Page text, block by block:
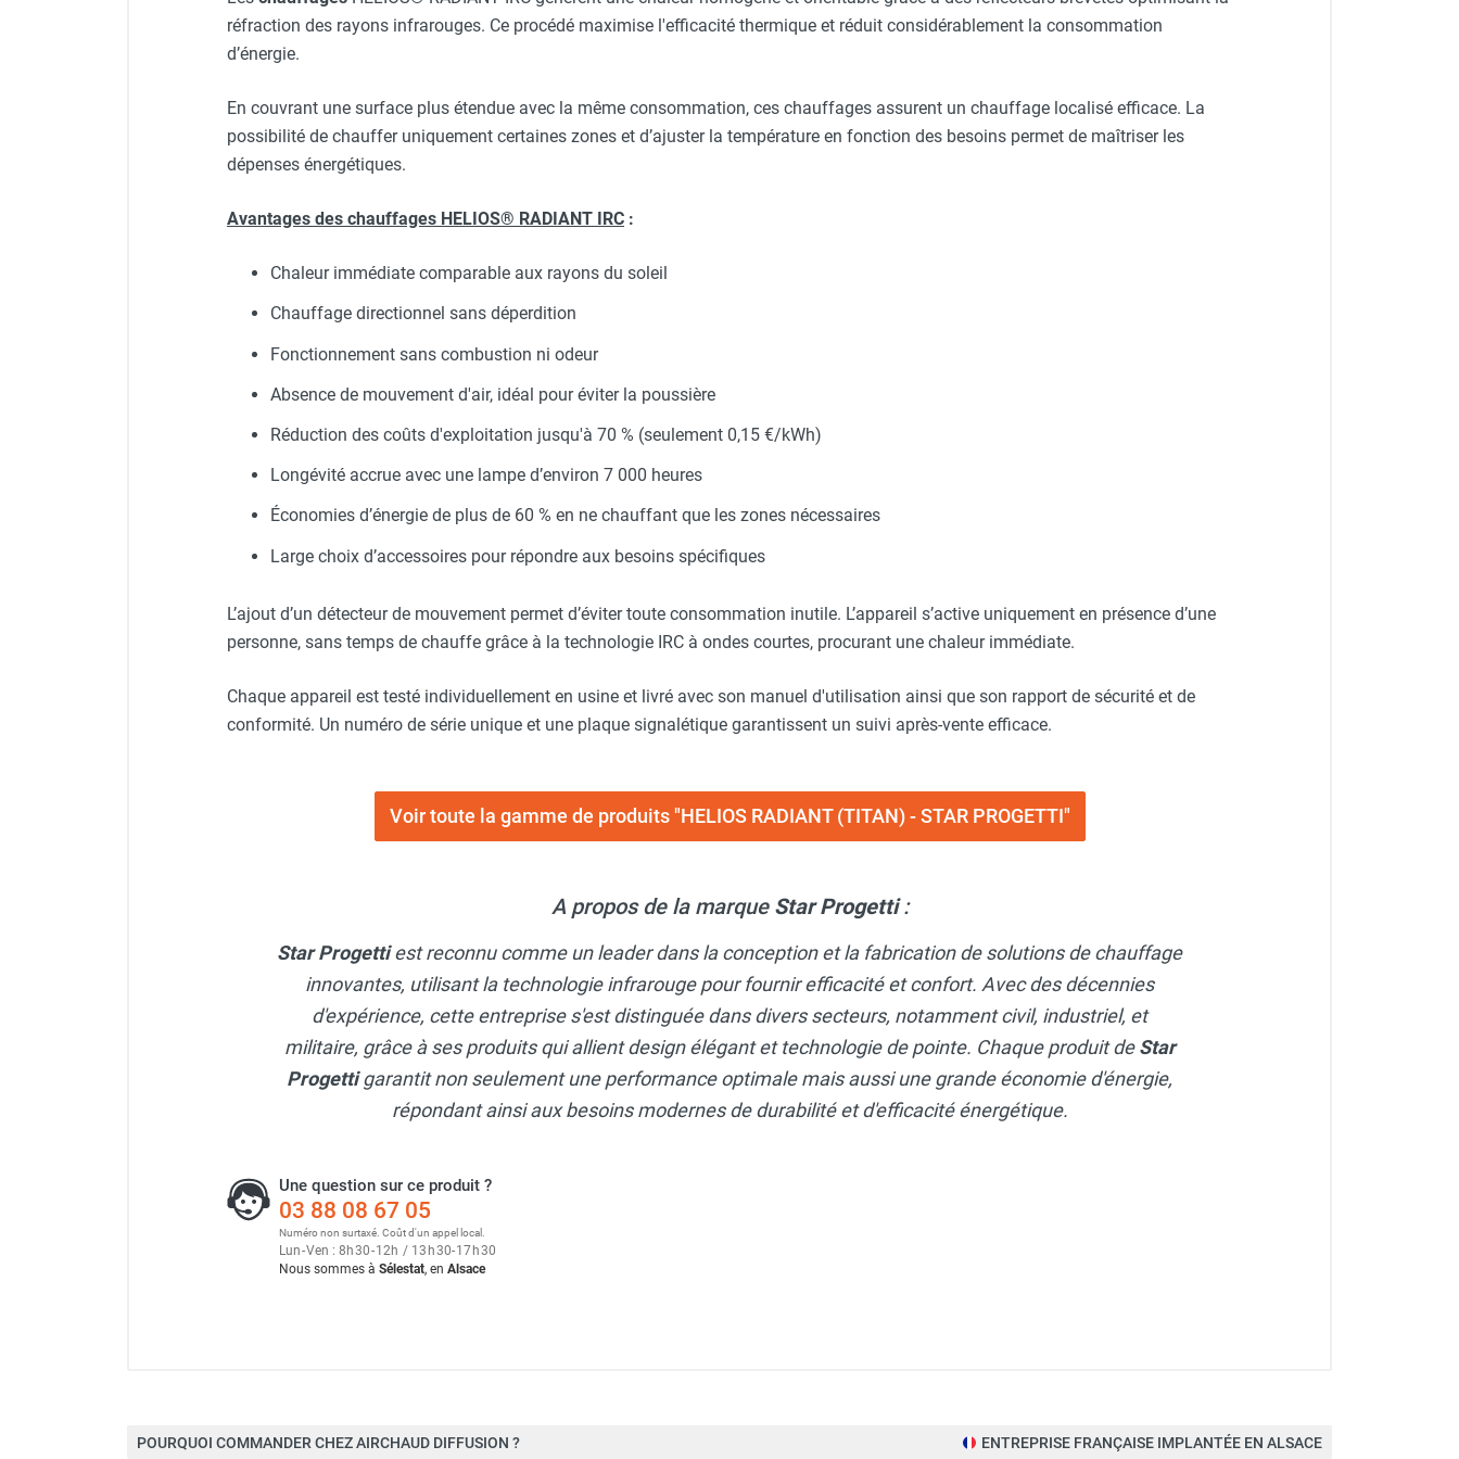
punaises de lit
Chauffage électrique infrarouge
Chauffage électrique par convection
Chauffage fioul soufflant avec
cheminée et réservoir intégré
Chauffage fioul soufflant avec
Chauffage fioul soufflant sans
Chauffage mobile au gaz propane /
combustion directe
Chauffage mobile au gaz à
Chauffage mobile au gaz rayonnant
Chaudière mobile à eau
Gaine pour chauffage mobile
Chauffage FARM au gaz
Chauffage mobile au gaz rayonnant
Rideau d'air et rideau rayonnant
Rideau d'air chaud
Rideau d'air chaud pour pompe à
Rideau isolant thermique
Parasol chauffant et radiant
Parasol chauffant à gaz
Parasol chauffant et radiant sur
Chauffage radiant électrique
Chauffage Infrarouge électrique fixe
au gaz
réfraction des rayons infrarouges. Ce procédé maximise l'efficacité thermique et réduit considérablement la consommation
d’énergie.
En couvrant une surface plus étendue avec la même consommation, ces chauffages assurent un chauffage localisé efficace. La
possibilité de chauffer uniquement certaines zones et d’ajuster la température en fonction des besoins permet de maîtriser les
dépenses énergétiques.
Avantages des chauffages HELIOS® RADIANT IRC :
Chaleur immédiate comparable aux rayons du soleil
Chauffage directionnel sans déperdition
Fonctionnement sans combustion ni odeur
Absence de mouvement d'air, idéal pour éviter la poussière
Réduction des coûts d'exploitation jusqu'à 70 % (seulement 0,15 €/kWh)
Longévité accrue avec une lampe d’environ 7 000 heures
Économies d’énergie de plus de 60 % en ne chauffant que les zones nécessaires
Large choix d’accessoires pour répondre aux besoins spécifiques
L’ajout d’un détecteur de mouvement permet d’éviter toute consommation inutile. L’appareil s’active uniquement en présence d’une
personne, sans temps de chauffe grâce à la technologie IRC à ondes courtes, procurant une chaleur immédiate.
Chaque appareil est testé individuellement en usine et livré avec son manuel d'utilisation ainsi que son rapport de sécurité et de
conformité. Un numéro de série unique et une plaque signalétique garantissent un suivi après-vente efficace.
Voir toute la gamme de produits "HELIOS RADIANT (TITAN) - STAR PROGETTI"
A propos de la marque Star Progetti:
Star Progettiest reconnu comme un leader dans la conception et la fabrication de solutions de chauffage
innovantes, utilisant la technologie infrarouge pour fournir efficacité et confort. Avec des décennies
d'expérience, cette entreprise s'est distinguée dans divers secteurs, notamment civil, industriel, et
militaire, grâce à ses produits qui allient design élégant et technologie de pointe. Chaque produit deStar
Progettigarantit non seulement une performance optimale mais aussi une grande économie d'énergie,
répondant ainsi aux besoins modernes de durabilité et d'efficacité énergétique.
Une question sur ce produit ?
03 88 08 67 05
Numéro non surtaxé. Coût d'un appel local.
Lun-Ven : 8h30-12h / 13h30-17h30
Nous sommes à Sélestat, en Alsace
Puissance
POURQUOI COMMANDER CHEZ AIRCHAUD DIFFUSION ? ENTREPRISE FRANÇAISE IMPLANTÉE EN ALSACE